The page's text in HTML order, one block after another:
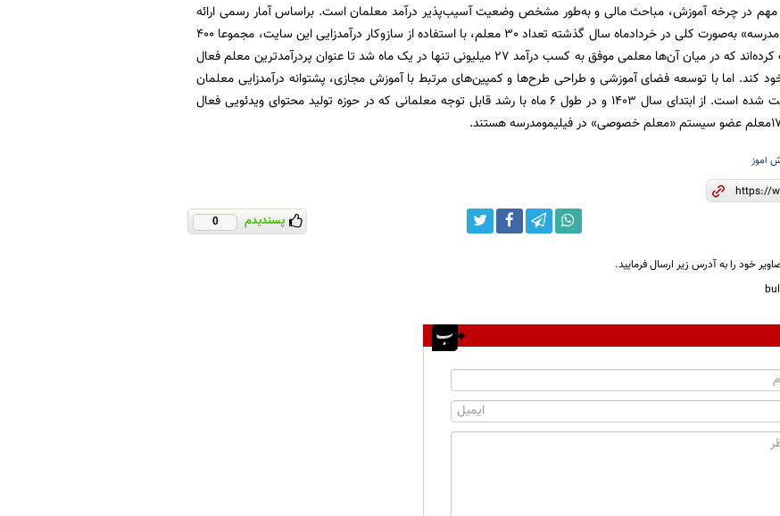
مهم در چرخه آموزش، مباحث مالی و به‌طور مشخص وضعیت آسیب‌پذیر درآمد معلمان است. براساس آمار رسمی ارائه
شده از سوی «فیلیمو مدرسه» به‌صورت کلی در خردادماه سال گذشته تعداد 30 معلم، با استفاده از سازوکار درآمدزایی این سایت، مجموعا ۴۰۰
میلیون تومان دریافت کرده‌اند که در میان آن‌ها معلمی موفق به کسب درآمد ۲۷ میلیونی‌ تنها در یک ماه شد تا عنوان پردرآمدترین معلم فعال
خود کند. اما با توسعه فضای آموزشی و طراحی طرح‌ها و کمپین‌های مرتبط با آموزش مجازی، پشتوانه درآمدزایی معلمان
در این بستر هم تقویت شده است. از ابتدای سال 1403 و در طول 6 ماه با رشد قابل توجه معلمانی که در حوزه تولید محتوای ویدئویی فعال
اموز
پسندیدم 0
خود را به آدرس زیر ارسال فرمایید.